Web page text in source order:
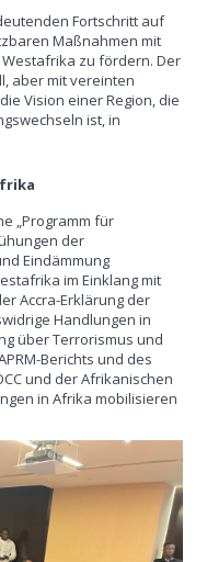
Fortschritt auf
Maßnahmen mit
zu fördern. Der
aber mit vereinten
Vision einer Region, die
ist, in
„Programm für
der
Eindämmung
im Einklang mit
Accra-Erklärung der
Handlungen in
über Terrorismus und
Berichts und des
und der Afrikanischen
in Afrika mobilisieren